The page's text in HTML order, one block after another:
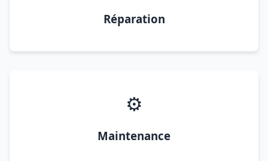
Réparation
⚙️
Maintenance